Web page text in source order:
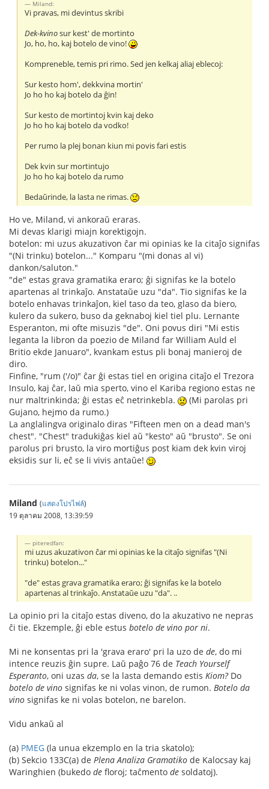
Miland:
Vi pravas, mi devintus skribi
Dek-kvinosur kest' de mortinto
Jo, ho, ho, kaj botelo de vino!
Kompreneble, temis pri rimo. Sed jen kelkaj aliaj eblecoj:
Sur kesto hom', dekkvina mortin'
Jo ho ho kaj botelo da ĝin!
Sur kesto de mortintoj kvin kaj deko
Jo ho ho kaj botelo da vodko!
Per rumo la plej bonan kiun mi povis fari estis
Dek kvin sur mortintujo
Jo ho ho kaj botelo da rumo
Bedaŭrinde, la lasta ne rimas.
Ho ve, Miland, vi ankoraŭ eraras.
Mi devas klarigi miajn korektigojn.
botelon: mi uzus akuzativon ĉar mi opinias ke la citaĵo signifas
"(Ni trinku) botelon..." Komparu "(mi donas al vi)
dankon/saluton."
"de" estas grava gramatika eraro; ĝi signifas ke la botelo
apartenas al trinkaĵo. Anstataŭe uzu "da". Tio signifas ke la
botelo enhavas trinkaĵon, kiel taso da teo, glaso da biero,
kulero da sukero, buso da geknaboj kiel tiel plu. Lernante
Esperanton, mi ofte misuzis "de". Oni povus diri "Mi estis
leganta la libron da poezio de Miland far William Auld el
Britio ekde Januaro", kvankam estus pli bonaj manieroj de
diro.
Finfine, "rum ('/o)" ĉar ĝi estas tiel en origina citaĵo el Trezora
Insulo, kaj ĉar, laŭ mia sperto, vino el Kariba regiono estas ne
nur maltrinkinda; ĝi estas eĉ netrinkebla.
(Mi parolas pri
Gujano, hejmo da rumo.)
La anglalingva originalo diras "Fifteen men on a dead man's
chest". "Chest" tradukiĝas kiel aŭ "kesto" aŭ "brusto". Se oni
parolus pri brusto, la viro mortiĝus post kiam dek kvin viroj
eksidis sur li, eĉ se li vivis antaŭe!
Miland (แสดงโปรไฟล์)
19 ตุลาคม 2008, 13:39:59
piteredfan:
mi uzus akuzativon ĉar mi opinias ke la citaĵo signifas "(Ni
trinku) botelon..."
"de" estas grava gramatika eraro; ĝi signifas ke la botelo
apartenas al trinkaĵo. Anstataŭe uzu "da". ..
La opinio pri la citaĵo estas diveno, do la akuzativo ne nepras
ĉi tie. Ekzemple, ĝi eble estus botelo de vino por ni.
Mi ne konsentas pri la 'grava eraro' pri la uzo de de, do mi
intence reuzis ĝin supre. Laŭ paĝo 76 de Teach Yourself
Esperanto, oni uzas da, se la lasta demando estis Kiom?Do
botelo de vino signifas ke ni volas vinon, de rumon. Botelo da
vino signifas ke ni volas botelon, ne barelon.
Vidu ankaŭ al
(a) PMEG (la unua ekzemplo en la tria skatolo);
(b) Sekcio 133C(a) de Plena Analiza Gramatiko de Kalocsay kaj
Waringhien (bukedo de floroj; taĉmento de soldatoj).